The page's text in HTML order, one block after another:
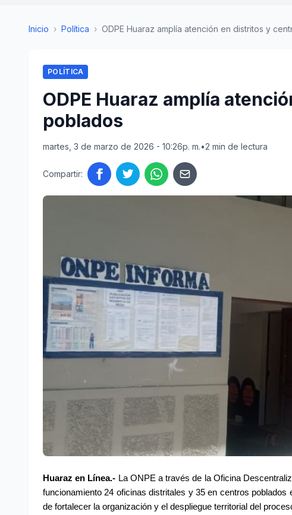
Inicio › Política › ODPE Huaraz amplía atención en distritos y
POLÍTICA
ODPE Huaraz amplía
poblados
martes, 3 de marzo de 2026 - 10:26p. m.•2 min de lectura
Compartir:
Huaraz en Línea.- La ONPE a través de la Oficina
funcionamiento 24 oficinas distritales y 35 en centros
de fortalecer la organización y el despliegue territorial del